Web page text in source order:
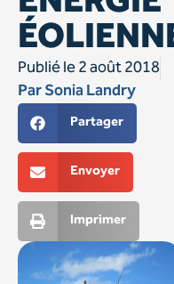
Publié le2 août 2018
ParSonia Landry
Partager
Envoyer
Imprimer